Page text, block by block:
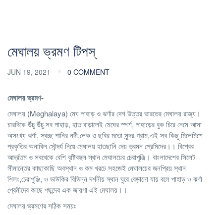
মেঘালয় ভ্রমণ টিপস্
JUN 19, 2021 0 COMMENT
মেঘালয় ভ্রমণ-
মেঘালয় (Meghalaya) মেঘ পাহাড় ও ঝর্ণার দেশ উত্তর ভারতের মেঘালয় রাজ্য।
চারদিকে উঁচু উঁচু সব পাহাড়, হাত বাড়ালেই মেঘের স্পর্শ, পাহাড়ের বুক চিরে নেমে আসা
অসংখ্য ঝর্ণা, স্বচ্ছ পানির নদী,লেক ও ছবির মতো সুন্দর গ্রাম,এই সব কিছু মিলেমিশে
প্রকৃতির অনাবিল সৌন্দর্য নিয়ে মেঘালয় হাতছানি দেয় ভ্রমন প্রেমিদের।। বিশ্বের
আর্দ্রতম ও সবথেকে বেশি বৃষ্টিবহুল স্থান মেঘালয়ের চেরাপুঞ্জি। বাংলাদেশের সিলেট
সীমান্তের কাছাকাছি অবস্থান ও কম খরচে সহজেই মেঘালয়ের জনপ্রিয় স্থান
শিলং,চেরাপুঞ্জি, ও ডাউকির বিভিন্ন দর্শনীয় স্থান ঘুরে বেড়ানো যায় বলে পাহাড় ও ঝর্ণা
প্রেমীদের কাছে পছন্দের এক জায়গা এই মেঘালয়।।
মেঘালয় ভ্রমণের সঠিক সময়ঃ